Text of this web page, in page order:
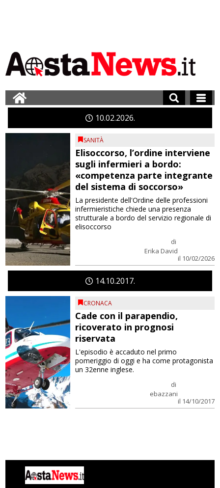
1002 2026
SANITÀ
Elisoccorso, l’ordine interviene
sugli infermieri a bordo:
«competenza parte integrante
del sistema di soccorso»
di
Erika David
il 10/02/2026
La presidente dell'Ordine delle professioni
infermieristiche chiede una presenza
strutturale a bordo del servizio regionale di
elisoccorso
14 10 2017
CRONACA
Cade con il parapendio,
ricoverato in prognosi
riservata
di
ebazzani
il 14/10/2017
L'episodio è accaduto nel primo
pomeriggio di oggi e ha come protagonista
un 32enne inglese.